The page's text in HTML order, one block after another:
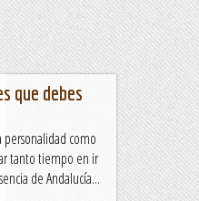
que debes
personalidad como
tanto tiempo en ir
de Andalucía...